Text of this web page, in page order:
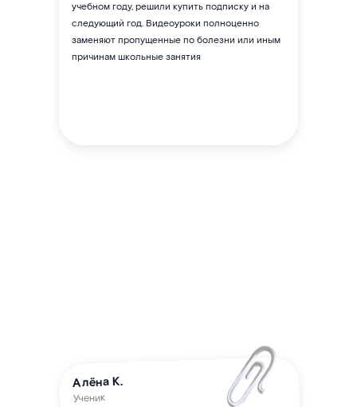
учебном году, решили купить подписку и на
следующий год. Видеоуроки полноценно
заменяют пропущенные по болезни или иным
причинам школьные занятия
Алёна К.
Ученик